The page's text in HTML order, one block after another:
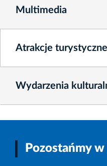
Multimedia
Atrakcje turystyczne
Wydarzenia
Pozostańmy